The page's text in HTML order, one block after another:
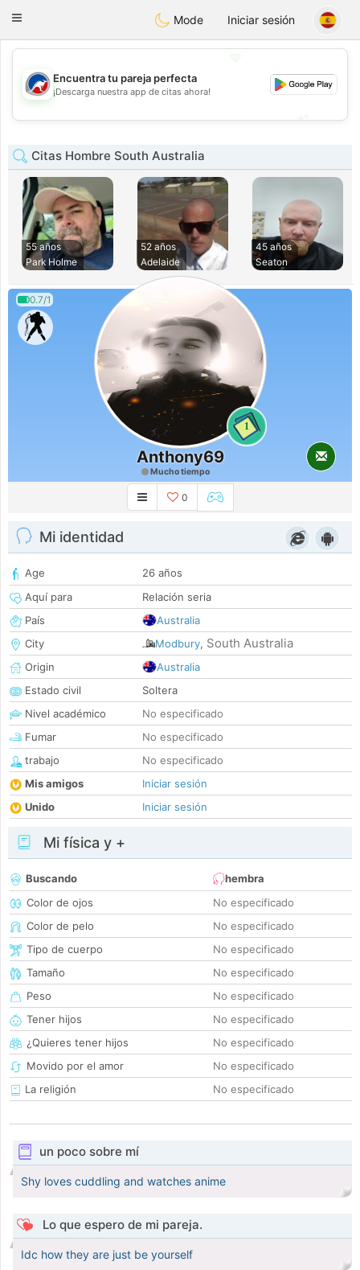
Australia Chat
Toggle
Mode Iniciar sesión
💖
💕
Encuentra tu pareja perfecta
¡Descarga nuestra app de citas ahora!
Citas Hombre South Australia
55 años
Park Holme
52 años
Adelaide
45 años
Seaton
0.7/1
1
Anthony69
Mucho tiempo
0
Mi identidad
Age
26 años
Aquí para
Relación seria
País
Australia
City
Modbury, South Australia
Origin
Australia
Estado civil
Soltera
Nivel académico
No especificado
Fumar
No especificado
trabajo
No especificado
Mis amigos
Iniciar sesión
Unido
Iniciar sesión
Mi física y +
Buscando
hembra
Color de ojos
No especificado
Color de pelo
No especificado
Tipo de cuerpo
No especificado
Tamaño
No especificado
Peso
No especificado
Tener hijos
No especificado
¿Quieres tener hijos
No especificado
Movido por el amor
No especificado
La religión
No especificado
un poco sobre mí
Shy loves cuddling and watches anime
Lo que espero de mi pareja.
Idc how they are just be yourself